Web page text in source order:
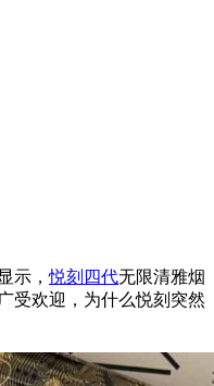
示，悦刻四代无限清雅烟
受欢迎，为什么悦刻突然